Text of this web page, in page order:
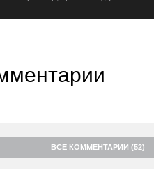
ВСЕ КОММЕНТАРИИ (52)